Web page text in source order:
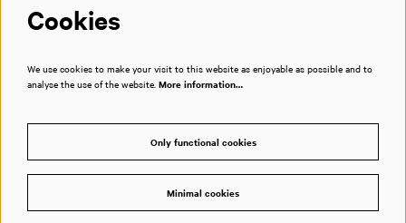
Cookies
We use cookies to make your visit to this website as enjoyable as possible and to
analyse the use of the website. More information…
Only functional cookies
Minimal cookies